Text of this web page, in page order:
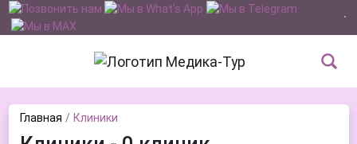
Главная Клиники